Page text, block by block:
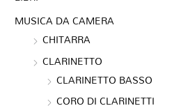
MUSICA DA CAMERA
CHITARRA
CLARINETTO
CLARINETTO BASSO
CORO DI CLARINETTI